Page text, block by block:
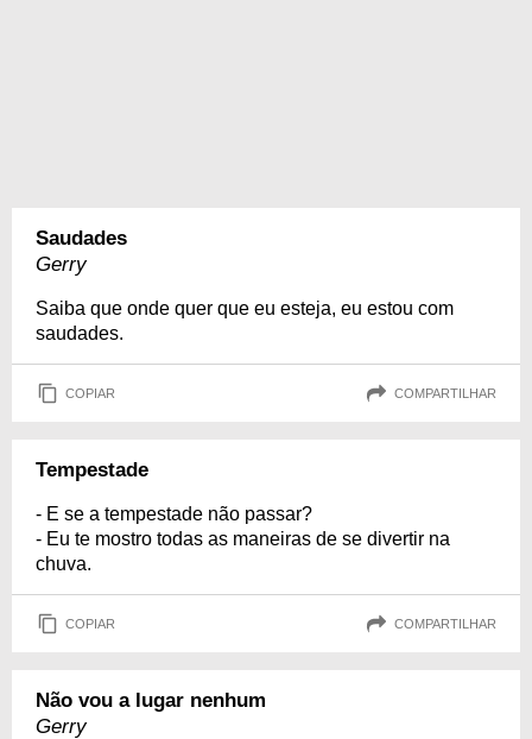
Saudades
Gerry
Saiba que onde quer que eu esteja, eu estou com
saudades.
COPIAR COMPARTILHAR
Tempestade
- E se a tempestade não passar?
- Eu te mostro todas as maneiras de se divertir na
chuva.
COPIAR COMPARTILHAR
Não vou a lugar nenhum
Gerry